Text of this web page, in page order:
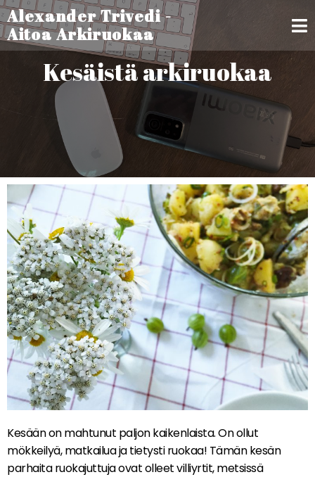
Alexander Trivedi -
Aitoa Arkiruokaa
Kesäistä arkiruokaa
Kesään on mahtunut paljon kaikenlaista. On ollut
mökkeilyä, matkailua ja tietysti ruokaa! Tämän kesän
parhaita ruokajuttuja ovat olleet villiyrtit, metsissä